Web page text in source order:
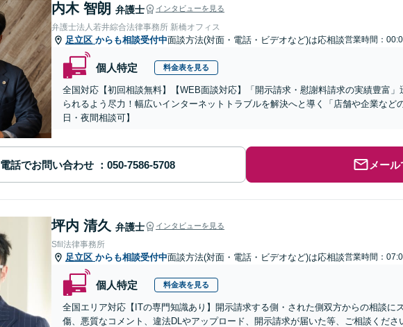
内木 智朗 弁護士 インタビューを見る
弁護士法人若井綜合法律事務所 新橋オフィス
足立区 からも相談受付中面談方法(対面・電話・ビデオなど)は応相談営業時間：
個人特定 料金表を見る
全国対応【初回相談無料】【WEB面談対応】「開示請求・慰謝料請求の実績豊富」
られるよう尽力！幅広いインターネットトラブルを解決へと導く「店舗や企業など
日・夜間相談可】
電話でお問い合わせ メー
坪内 清久 弁護士 インタビューを見る
Sfil法律事務所
足立区 からも相談受付中面談方法(対面・電話・ビデオなど)は応相談営業時間：
個人特定 料金表を見る
全国エリア対応【ITの専門知識あり】開示請求する側・された側双方からの相談に
傷、悪質なコメント、違法DLやアップロード、開示請求が届いた等、ご相談くださ